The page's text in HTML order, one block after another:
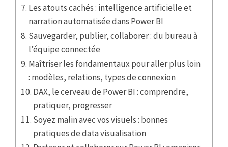
Les atouts cachés : intelligence artificielle et
narration automatisée dans Power BI
Sauvegarder, publier, collaborer : du bureau à
l’équipe connectée
Maîtriser les fondamentaux pour aller plus loin
: modèles, relations, types de connexion
DAX, le cerveau de Power BI : comprendre,
pratiquer, progresser
Soyez malin avec vos visuels : bonnes
pratiques de data visualisation